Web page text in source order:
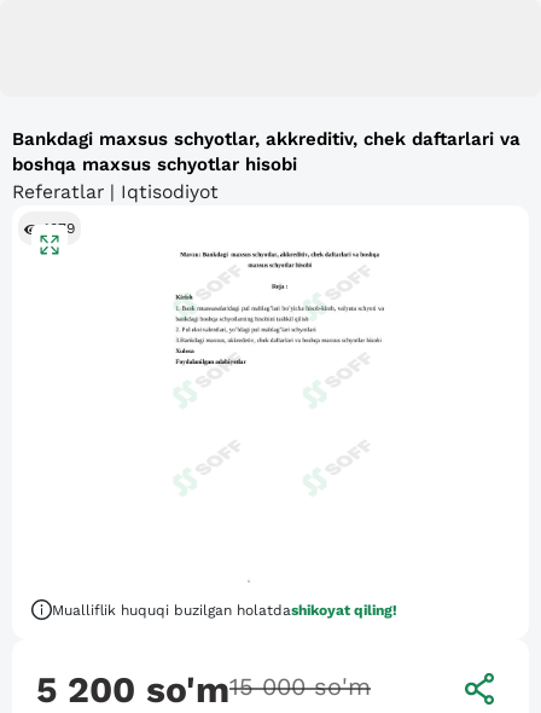
Bankdagi maxsus schyotlar, akkreditiv, chek daftarlari va
boshqa maxsus schyotlar hisobi
Referatlar | Iqtisodiyot
1079
Mualliflik huquqi buzilgan holatdashikoyat qiling!
5 200 so'm15 000 so'm